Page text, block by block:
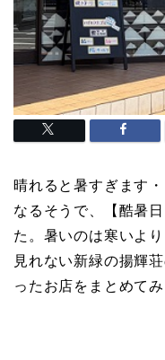
晴れると暑すぎます
なるそうで、【酷暑
た。暑いのは寒いよ
見れない新緑の揚輝
ったお店をまとめてみ